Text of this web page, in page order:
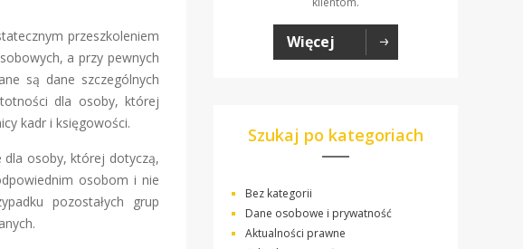
przeszkoleniem
a przy pewnych
są dane szczególnych
dla osoby, której
kadr i księgowości.
osoby, której dotyczą,
osobom i nie
pozostałych grup
Więcej
Szukaj po kategoriach
Bez kategorii
Dane osobowe i prywatność
Aktualności prawne